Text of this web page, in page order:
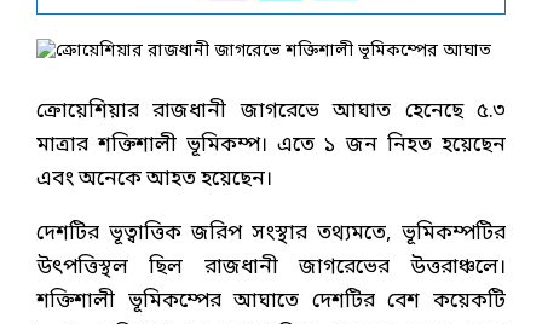
ক্রোয়েশিয়ার রাজধানী জাগরেভে আঘাত হেনেছে ৫.৩
মাত্রার শক্তিশালী ভূমিকম্প। এতে ১ জন নিহত হয়েছেন
এবং অনেকে আহত হয়েছেন।
দেশটির ভূত্বাত্তিক জরিপ সংস্থার তথ্যমতে, ভূমিকম্পটির
উৎপত্তিস্থল ছিল রাজধানী জাগরেভের উত্তরাঞ্চলে।
শক্তিশালী ভূমিকম্পের আঘাতে দেশটির বেশ কয়েকটি